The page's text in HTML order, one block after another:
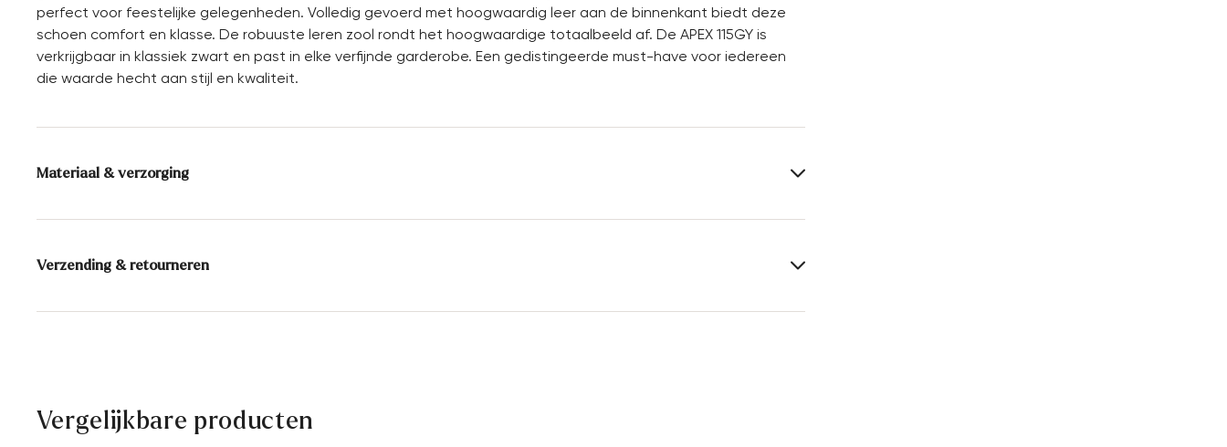
perfect voor feestelijke gelegenheden. Volledig gevoerd met hoogwaardig leer aan de binnenkant biedt deze
schoen comfort en klasse. De robuuste leren zool rondt het hoogwaardige totaalbeeld af. De APEX 115GY is
verkrijgbaar in klassiek zwart en past in elke verfijnde garderobe. Een gedistingeerde must-have voor iedereen
die waarde hecht aan stijl en kwaliteit.
Materiaal & verzorging
Productieschaal: UK-maten Bovenwerk:
Glanzend leer
Verzending & retourneren
Levertijd 2 - 5 dagen met BPost
Meer informatie over dit onderwerp vindt u in het
Vergelijkbare producten